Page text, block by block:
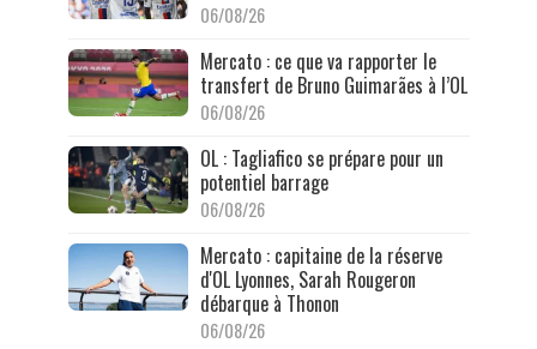
06/08/26
Mercato : ce que va rapporter le
transfert de Bruno Guimarães à l’OL
06/08/26
OL : Tagliafico se prépare pour un
potentiel barrage
06/08/26
Mercato : capitaine de la réserve
d'OL Lyonnes, Sarah Rougeron
débarque à Thonon
06/08/26